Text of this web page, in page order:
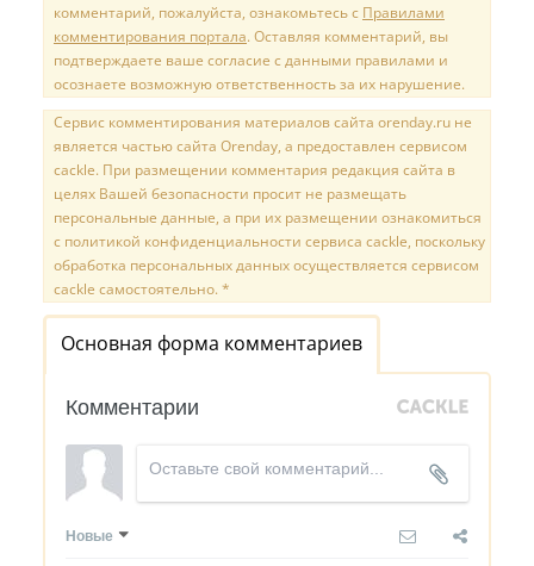
комментарий, пожалуйста, ознакомьтесь с Правилами
комментирования портала. Оставляя комментарий, вы
подтверждаете ваше согласие с данными правилами и
осознаете возможную ответственность за их нарушение.
Сервис комментирования материалов сайта orenday.ru не
является частью сайта Orenday, а предоставлен сервисом
cackle. При размещении комментария редакция сайта в
целях Вашей безопасности просит не размещать
персональные данные, а при их размещении ознакомиться
с политикой конфиденциальности сервиса cackle, поскольку
обработка персональных данных осуществляется сервисом
cackle самостоятельно. *
Основная форма комментариев
Комментарии
Новые